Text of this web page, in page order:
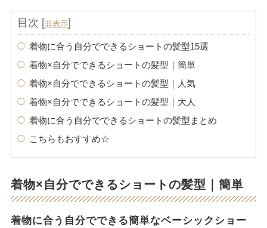
目次 [非表示]
着物に合う自分でできるショートの髪型15選
着物×自分でできるショートの髪型｜簡単
着物×自分でできるショートの髪型｜人気
着物×自分でできるショートの髪型｜大人
着物に合う自分でできるショートの髪型まとめ
こちらもおすすめ☆
着物×自分でできるショートの髪型｜簡単
着物に合う自分でできる簡単なベーシックショー